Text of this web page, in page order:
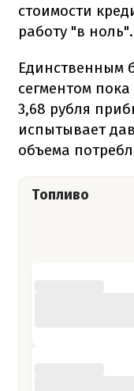
стоимости
работу "в ноль".
Единственным
сегментом
3,68 рубля
испытывает
объема
Топливо